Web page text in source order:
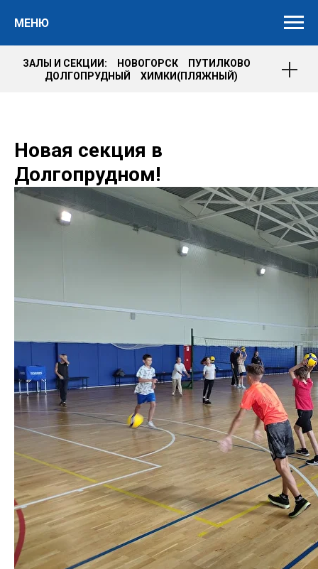
МЕНЮ
ЗАЛЫ И СЕКЦИИ: НОВОГОРСК ПУТИЛКОВО
ДОЛГОПРУДНЫЙ ХИМКИ(ПЛЯЖНЫЙ)
Новая секция в
Долгопрудном!